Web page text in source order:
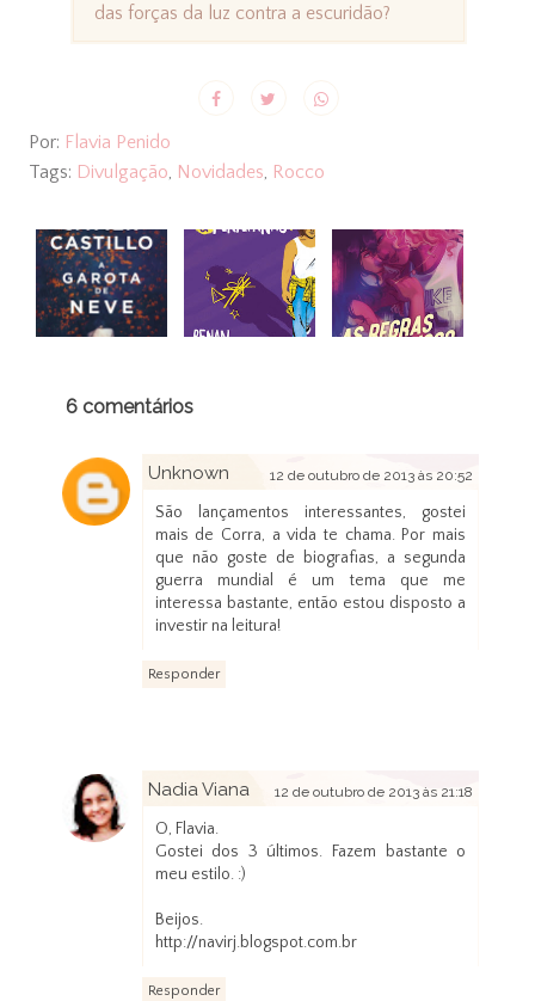
das forças da luz contra a escuridão?
Por: Flavia Penido
Tags: Divulgação, Novidades, Rocco
6 comentários
Unknown 12 de outubro de 2013 às 20:52
São lançamentos interessantes, gostei
mais de Corra, a vida te chama. Por mais
que não goste de biografias, a segunda
guerra mundial é um tema que me
interessa bastante, então estou disposto a
investir na leitura!
Responder
Nadia Viana 12 de outubro de 2013 às 21:18
O, Flavia.
Gostei dos 3 últimos. Fazem bastante o
meu estilo. :)
Beijos.
http://navirj.blogspot.com.br
Responder